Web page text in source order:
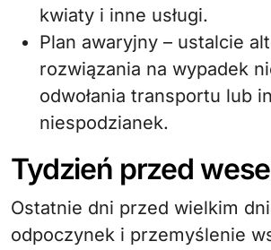
kwiaty i inne usługi.
Plan awaryjny – ustalcie
rozwiązania na wypadek
odwołania transportu lub
niespodzianek.
Tydzień przed
Ostatnie dni przed wielkim
odpoczynek i przemyślenie